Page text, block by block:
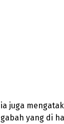
ia juga
gabah yang di